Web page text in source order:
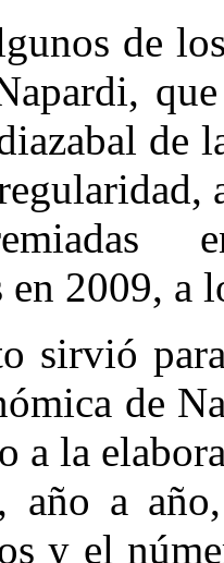
de
de
2009, a
sirvió
de
a la
año a
y el